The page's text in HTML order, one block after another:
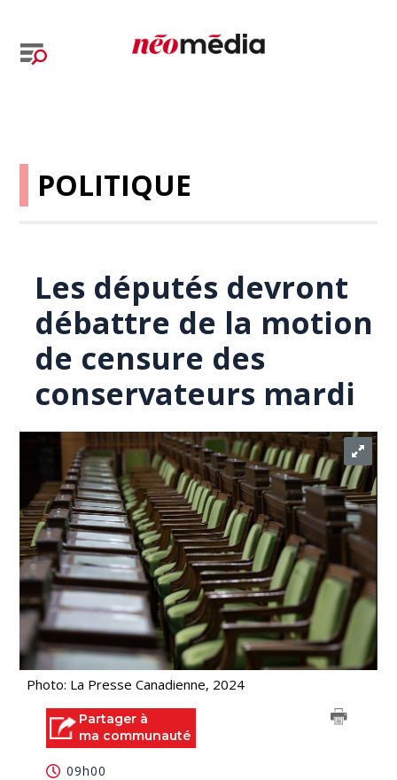
POLITIQUE
Les députés devront
débattre de la motion
de censure des
conservateurs mardi
Photo: La Presse Canadienne, 2024
Partager à
ma communauté
09h00